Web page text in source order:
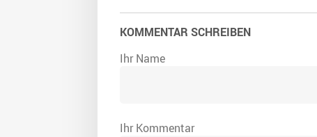
KOMMENTAR SCHREIBEN
Ihr Name
Ihr Kommentar